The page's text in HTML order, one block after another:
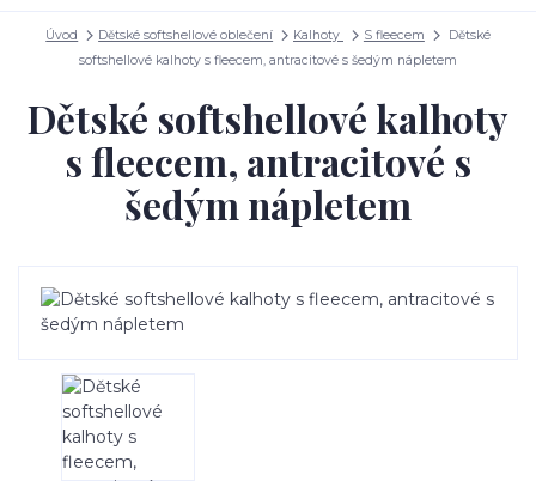
Úvod Dětské softshellové oblečení Kalhoty S fleecem
Dětské
softshellové kalhoty s fleecem, antracitové s šedým nápletem
Dětské softshellové kalhoty
s fleecem, antracitové s
šedým nápletem